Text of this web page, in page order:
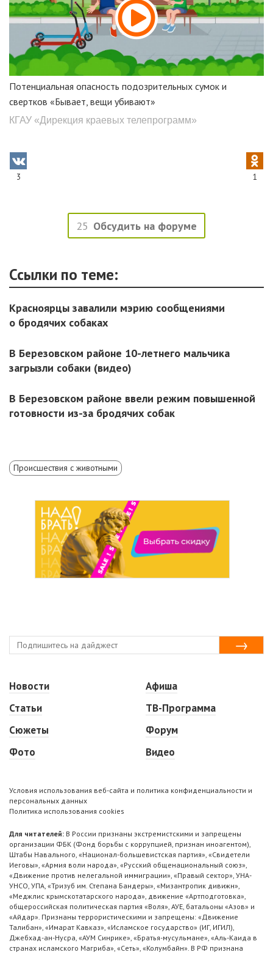
Потенциальная опасность подозрительных сумок и
свертков «Бывает, вещи убивают»
КГАУ «Дирекция краевых телепрограмм»
3 1
25 Обсудить на форуме
Ссылки по теме:
Красноярцы завалили мэрию сообщениями
о бродячих собаках
В Березовском районе 10-летнего мальчика
загрызли собаки (видео)
В Березовском районе ввели режим повышенной
готовности из-за бродячих собак
Происшествия с животными
Новости
Статьи
Сюжеты
Фото
Афиша
ТВ-Программа
Форум
Видео
Условия использования веб-сайта и политика конфиденциальности и
персональных данных
Политика использования cookies
Для читателей: В России признаны экстремистскими и запрещены
организации ФБК (Фонд борьбы с коррупцией, признан иноагентом),
Штабы Навального, «Национал-большевистская партия», «Свидетели
Иеговы», «Армия воли народа», «Русский общенациональный союз»,
«Движение против нелегальной иммиграции», «Правый сектор», УНА-
УНСО, УПА, «Тризуб им. Степана Бандеры», «Мизантропик дивижн»,
«Меджлис крымскотатарского народа», движение «Артподготовка»,
общероссийская политическая партия «Воля», АУЕ, батальоны «Азов» и
«Айдар». Признаны террористическими и запрещены: «Движение
Талибан», «Имарат Кавказ», «Исламское государство» (ИГ, ИГИЛ),
Джебхад-ан-Нусра, «АУМ Синрике», «Братья-мусульмане», «Аль-Каида в
странах исламского Магриба», «Сеть», «Колумбайн». В РФ признана